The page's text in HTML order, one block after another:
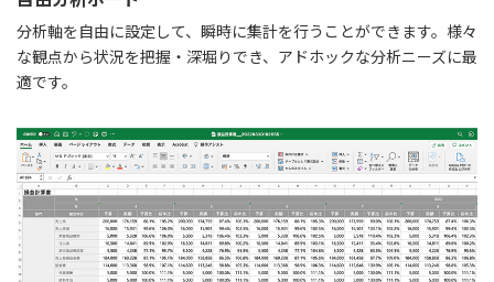
分析軸を自由に設定して、瞬時に集計を行うことができます。様々
な観点から状況を把握・深堀りでき、アドホックな分析ニーズに最
適です。